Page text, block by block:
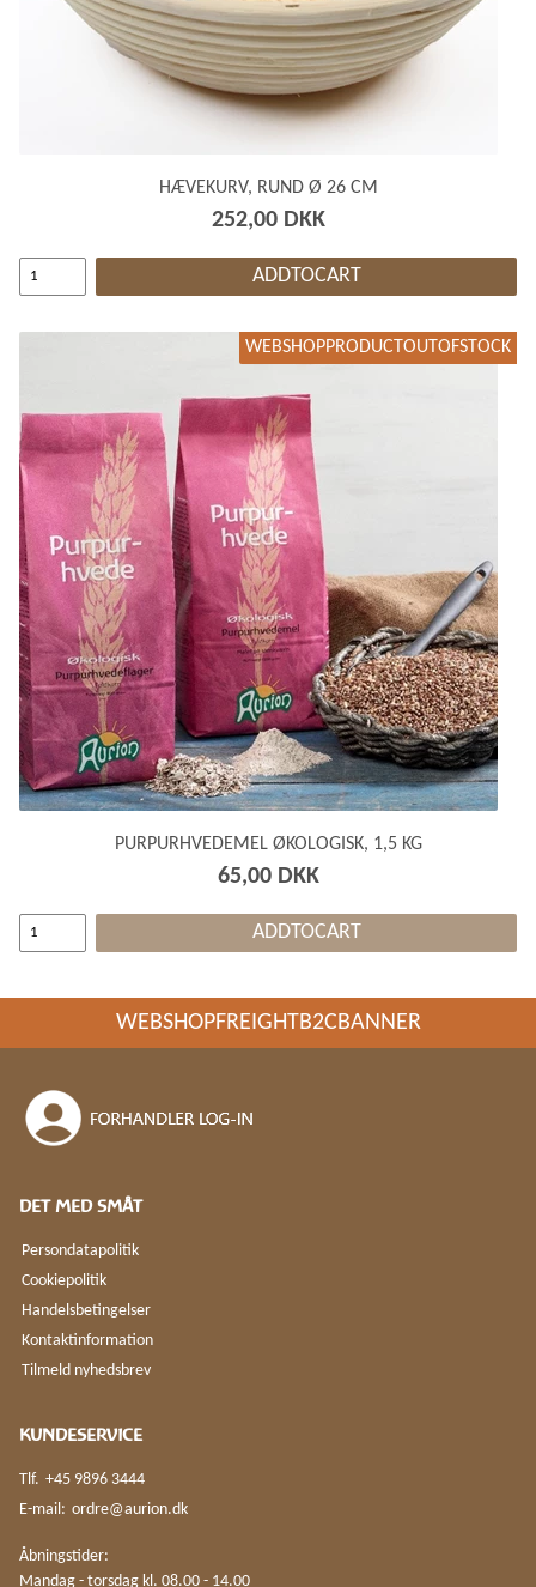
HÆVEKURV, RUND Ø 26 CM
252,00 DKK
ADDTOCART
WEBSHOPPRODUCTOUTOFSTOCK
PURPURHVEDEMEL ØKOLOGISK, 1,5 KG
65,00 DKK
ADDTOCART
WEBSHOPFREIGHTB2CBANNER
DET MED SMÅT
Persondatapolitik
Cookiepolitik
Handelsbetingelser
Kontaktinformation
Tilmeld nyhedsbrev
KUNDESERVICE
Tlf. +45 9896 3444
E-mail: ordre@aurion.dk
Åbningstider:
Mandag - torsdag kl. 08.00 - 14.00